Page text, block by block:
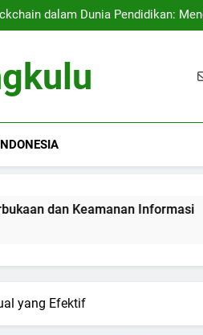
dalam Dunia Pendidikan:
Berkelanjutan: Hambatan dan
dalam Dunia Pendidikan:
Berkelanjutan: Hambatan dan
Informasi
yang Efektif